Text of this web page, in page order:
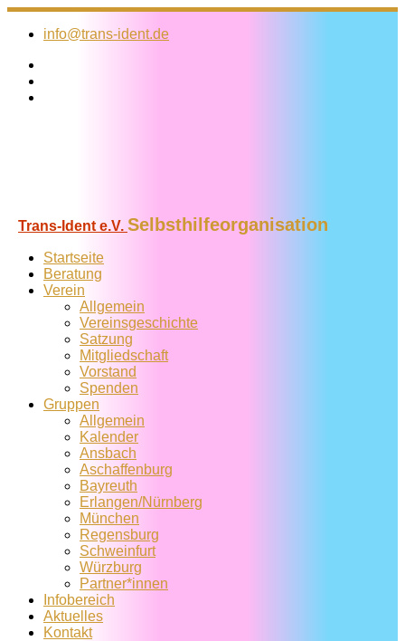
Zum
Inhalt
info@trans-ident.de
Trans-Ident e.V. Selbsthilfeorganisation
Startseite
Beratung
Verein
Allgemein
Vereins­geschichte
Satzung
Mitglied­schaft
Vorstand
Spenden
Gruppen
Allgemein
Kalender
Ansbach
Aschaffenburg
Bayreuth
Erlangen/Nürnberg
München
Regensburg
Schweinfurt
Würzburg
Partner*innen
Infobereich
Aktuelles
Kontakt